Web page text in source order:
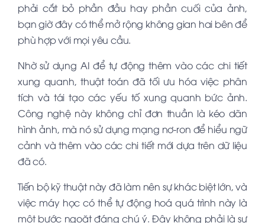
phải cắt bỏ phần đầu hay phần cuối của ảnh,
bạn giờ đây có thể mở rộng không gian hai bên để
phù hợp với mọi yêu cầu.
Nhờ sử dụng AI để tự động thêm vào các chi tiết
xung quanh, thuật toán đã tối ưu hóa việc phân
tích và tái tạo các yếu tố xung quanh bức ảnh.
Công nghệ này không chỉ đơn thuần là kéo dãn
hình ảnh, mà nó sử dụng mạng nơ-ron để hiểu ngữ
cảnh và thêm vào các chi tiết mới dựa trên dữ liệu
đã có.
Tiến bộ kỹ thuật này đã làm nên sự khác biệt lớn, và
việc máy học có thể tự động hoá quá trình này là
một bước ngoặt đáng chú ý. Đây không phải là sự